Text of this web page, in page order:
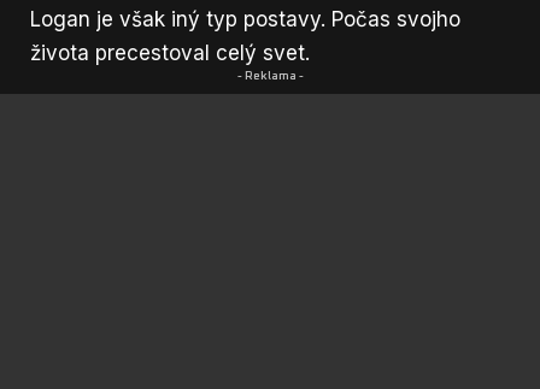
Logan je však iný typ postavy. Počas svojho
života precestoval celý svet.
- Reklama -